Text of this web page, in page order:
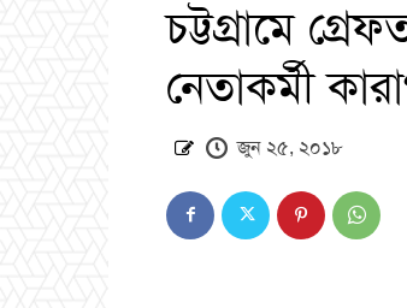
চট্টগ্রামে
নেতাকর্মী
জুন ২৫, ২০১৮